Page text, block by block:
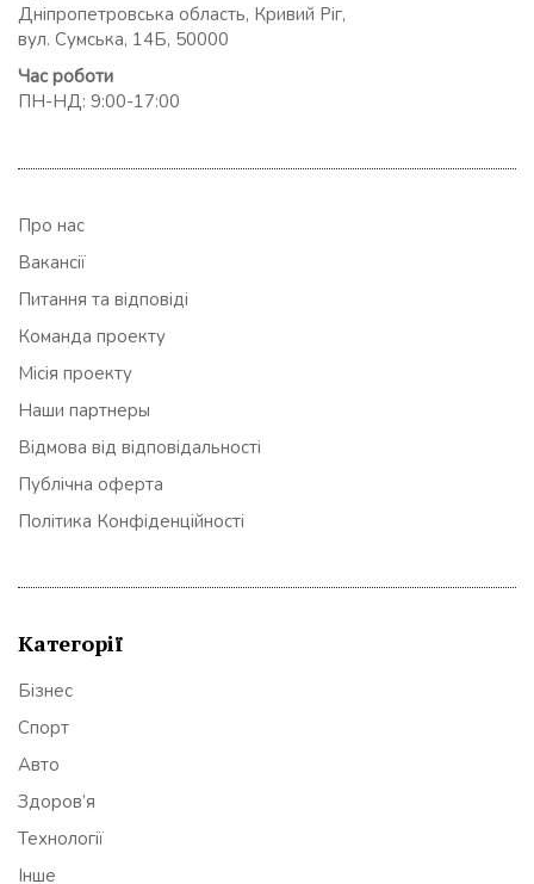
Дніпропетровська область, Кривий Ріг,
вул. Сумська, 14Б, 50000
Час роботи
ПН-НД: 9:00-17:00
Про нас
Вакансії
Питання та відповіді
Команда проекту
Місія проекту
Наши партнеры
Відмова від відповідальності
Публічна оферта
Політика Конфіденційності
Категорії
Бізнес
Спорт
Авто
Здоров’я
Технології
Інше